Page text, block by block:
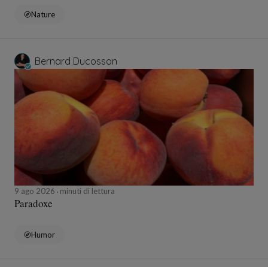
Nature
Bernard Ducosson
9 ago 2026 minuti di lettura
Paradoxe
Humor